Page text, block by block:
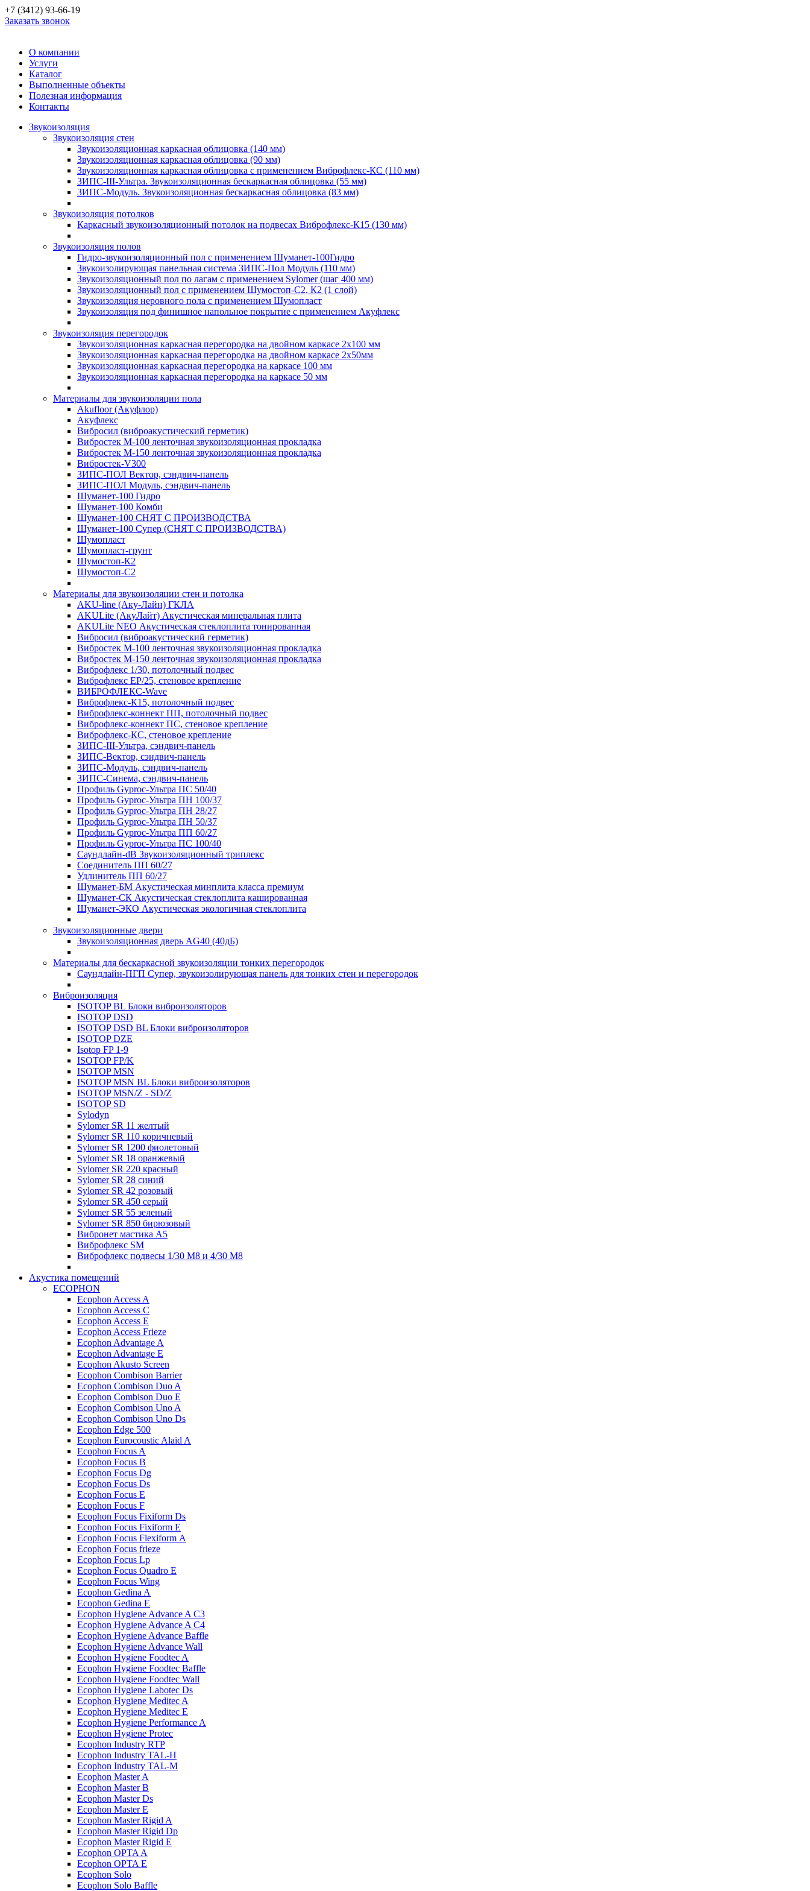
+7 (3412) 93-66-19
Заказать звонок
О компании
Услуги
Каталог
Выполненные объекты
Полезная информация
Контакты
Звукоизоляция
Звукоизоляция стен
Звукоизоляционная каркасная облицовка (140 мм)
Звукоизоляционная каркасная облицовка (90 мм)
Звукоизоляционная каркасная облицовка с применением Виброфлекс-КС (110 мм)
ЗИПС-III-Ультра. Звукоизоляционная бескаркасная облицовка (55 мм)
ЗИПС-Модуль. Звукоизоляционная бескаркасная облицовка (83 мм)
Звукоизоляция потолков
Каркасный звукоизоляционный потолок на подвесах Виброфлекс-К15 (130 мм)
Звукоизоляция полов
Гидро-звукоизоляционный пол с применением Шуманет-100Гидро
Звукоизолирующая панельная система ЗИПС-Пол Модуль (110 мм)
Звукоизоляционный пол по лагам с применением Sylomer (шаг 400 мм)
Звукоизоляционный пол с применением Шумостоп-С2, К2 (1 слой)
Звукоизоляция неровного пола с применением Шумопласт
Звукоизоляция под финишное напольное покрытие с применением Акуфлекс
Звукоизоляция перегородок
Звукоизоляционная каркасная перегородка на двойном каркасе 2х100 мм
Звукоизоляционная каркасная перегородка на двойном каркасе 2х50мм
Звукоизоляционная каркасная перегородка на каркасе 100 мм
Звукоизоляционная каркасная перегородка на каркасе 50 мм
Материалы для звукоизоляции пола
Akufloor (Акуфлор)
Акуфлекс
Вибросил (виброакустический герметик)
Вибростек М-100 ленточная звукоизоляционная прокладка
Вибростек М-150 ленточная звукоизоляционная прокладка
Вибростек-V300
ЗИПС-ПОЛ Вектор, сэндвич-панель
ЗИПС-ПОЛ Модуль, сэндвич-панель
Шуманет-100 Гидро
Шуманет-100 Комби
Шуманет-100 СНЯТ С ПРОИЗВОДСТВА
Шуманет-100 Супер (СНЯТ С ПРОИЗВОДСТВА)
Шумопласт
Шумопласт-грунт
Шумостоп-К2
Шумостоп-С2
Материалы для звукоизоляции стен и потолка
AKU-line (Aку-Лайн) ГКЛА
AKULite (АкуЛайт) Акустическая минеральная плита
AKULite NEO Акустическая стеклоплита тонированная
Вибросил (виброакустический герметик)
Вибростек М-100 ленточная звукоизоляционная прокладка
Вибростек М-150 ленточная звукоизоляционная прокладка
Виброфлекс 1/30, потолочный подвес
Виброфлекс EP/25, стеновое крепление
ВИБРОФЛЕКС-Wave
Виброфлекс-К15, потолочный подвес
Виброфлекс-коннект ПП, потолочный подвес
Виброфлекс-коннект ПС, стеновое крепление
Виброфлекс-КС, стеновое крепление
ЗИПС-III-Ультра, сэндвич-панель
ЗИПС-Вектор, сэндвич-панель
ЗИПС-Модуль, сэндвич-панель
ЗИПС-Синема, сэндвич-панель
Профиль Gyproc-Ультра ПC 50/40
Профиль Gyproc-Ультра ПН 100/37
Профиль Gyproc-Ультра ПН 28/27
Профиль Gyproc-Ультра ПН 50/37
Профиль Gyproc-Ультра ПП 60/27
Профиль Gyproc-Ультра ПС 100/40
Саундлайн-dB Звукоизоляционный триплекс
Соединитель ПП 60/27
Удлинитель ПП 60/27
Шуманет-БМ Акустическая минплита класса премиум
Шуманет-СК Акустическая стеклоплита кашированная
Шуманет-ЭКО Акустическая экологичная стеклоплита
Звукоизоляционные двери
Звукоизоляционная дверь AG40 (40дБ)
Материалы для бескаркасной звукоизоляции тонких перегородок
Саундлайн-ПГП Супер, звукоизолирующая панель для тонких стен и перегородок
Виброизоляция
ISOTOP BL Блоки виброизоляторов
ISOTOP DSD
ISOTOP DSD BL Блоки виброизоляторов
ISOTOP DZE
Isotop FP 1-9
ISOTOP FP/K
ISOTOP MSN
ISOTOP MSN BL Блоки виброизоляторов
ISOTOP MSN/Z - SD/Z
ISOTOP SD
Sylodyn
Sylomer SR 11 желтый
Sylomer SR 110 коричневый
Sylomer SR 1200 фиолетовый
Sylomer SR 18 оранжевый
Sylomer SR 220 красный
Sylomer SR 28 синий
Sylomer SR 42 розовый
Sylomer SR 450 серый
Sylomer SR 55 зеленый
Sylomer SR 850 бирюзовый
Вибронет мастика А5
Виброфлекс SM
Виброфлекс подвесы 1/30 М8 и 4/30 М8
Акустика помещений
ECOPHON
Ecophon Access A
Ecophon Access C
Ecophon Access E
Ecophon Access Frieze
Ecophon Advantage A
Ecophon Advantage E
Ecophon Akusto Screen
Ecophon Combison Barrier
Ecophon Combison Duo A
Ecophon Combison Duo E
Ecophon Combison Uno A
Ecophon Combison Uno Ds
Ecophon Edge 500
Ecophon Eurocoustic Alaid A
Ecophon Focus A
Ecophon Focus B
Ecophon Focus Dg
Ecophon Focus Ds
Ecophon Focus E
Ecophon Focus F
Ecophon Focus Fixiform Ds
Ecophon Focus Fixiform E
Ecophon Focus Flexiform А
Ecophon Focus frieze
Ecophon Focus Lp
Ecophon Focus Quаdro E
Ecophon Focus Wing
Ecophon Gedina A
Ecophon Gedina E
Ecophon Hygiene Advance A C3
Ecophon Hygiene Advance A C4
Ecophon Hygiene Advance Baffle
Ecophon Hygiene Advance Wall
Ecophon Hygiene Foodtec A
Ecophon Hygiene Foodtec Baffle
Ecophon Hygiene Foodtec Wall
Ecophon Hygiene Labotec Ds
Ecophon Hygiene Meditec A
Ecophon Hygiene Meditec E
Ecophon Hygiene Performance A
Ecophon Hygiene Proteс
Ecophon Industry RTP
Ecophon Industry TAL-H
Ecophon Industry TAL-M
Ecophon Master A
Ecophon Master B
Ecophon Master Ds
Ecophon Master E
Ecophon Master Rigid A
Ecophon Master Rigid Dp
Ecophon Master Rigid E
Ecophon OPTA A
Ecophon OPTA E
Ecophon Solo
Ecophon Solo Baffle